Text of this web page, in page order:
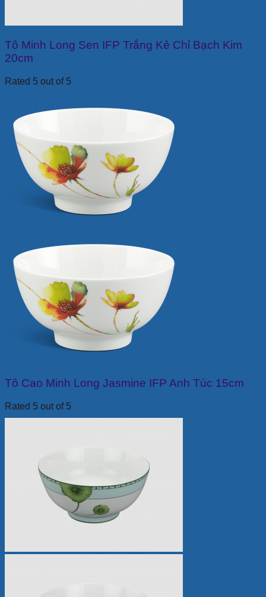
Tô Minh Long Sen IFP Trắng Kẻ Chỉ Bạch Kim
20cm
Rated 5 out of 5
Tô Cao Minh Long Jasmine IFP Anh Túc 15cm
Rated 5 out of 5